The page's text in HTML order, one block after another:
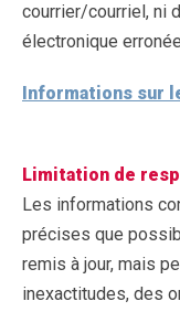
courrier/courriel, ni
électronique
Informations sur
Limitation de
Les informations
précises que
remis à jour, mais
inexactitudes, des